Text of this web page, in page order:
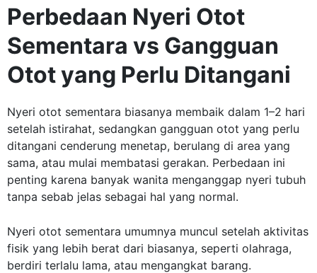
Perbedaan Nyeri Otot
Sementara vs Gangguan
Otot yang Perlu Ditangani
Nyeri otot sementara biasanya membaik dalam 1–2 hari
setelah istirahat, sedangkan gangguan otot yang perlu
ditangani cenderung menetap, berulang di area yang
sama, atau mulai membatasi gerakan. Perbedaan ini
penting karena banyak wanita menganggap nyeri tubuh
tanpa sebab jelas sebagai hal yang normal.
Nyeri otot sementara umumnya muncul setelah aktivitas
fisik yang lebih berat dari biasanya, seperti olahraga,
berdiri terlalu lama, atau mengangkat barang.